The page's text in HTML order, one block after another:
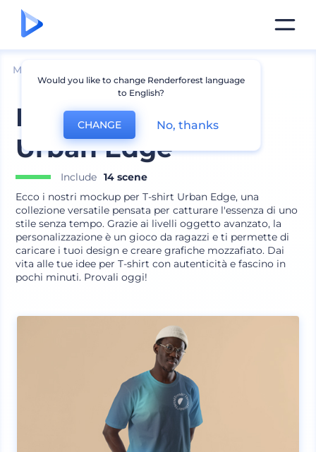
Mockup
Mockup T-shirt
Urban Edge
Include 14 scene
Ecco i nostri mockup per T-shirt Urban Edge, una
collezione versatile pensata per catturare l'essenza di uno
stile senza tempo. Grazie ai livelli oggetto avanzato, la
personalizzazione è un gioco da ragazzi e ti permette di
caricare i tuoi design e creare grafiche mozzafiato. Dai
vita alle tue idee per T-shirt con autenticità e fascino in
pochi minuti. Provali oggi!
Would you like to change Renderforest language
to English?
CHANGE No, thanks